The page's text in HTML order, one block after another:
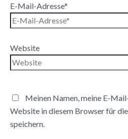
E-Mail-Adresse*
Website
Meinen Namen, meine E-
Website in diesem Browser für
speichern.